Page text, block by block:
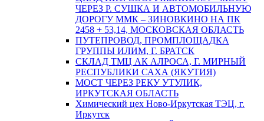
ЧЕРЕЗ Р. СУШКА И АВТОМОБИЛЬНУЮ
ДОРОГУ ММК – ЗИНОВКИНО НА ПК
2458 + 53,14, МОСКОВСКАЯ ОБЛАСТЬ
ПУТЕПРОВОД, ПРОМПЛОЩАДКА
ГРУППЫ ИЛИМ, Г. БРАТСК
СКЛАД ТМЦ АК АЛРОСА, Г. МИРНЫЙ
РЕСПУБЛИКИ САХА (ЯКУТИЯ)
МОСТ ЧЕРЕЗ РЕКУ УТУЛИК,
ИРКУТСКАЯ ОБЛАСТЬ
Химический цех Ново-Иркутская ТЭЦ, г.
Иркутск